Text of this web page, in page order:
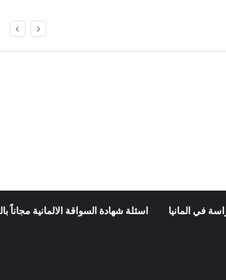
في المانيا اسئلة شهادة السواقة الالمانية مجاناً